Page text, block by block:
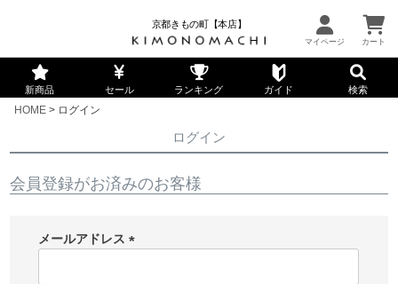
京都きもの町【本店】
新商品 セール ランキング ガイド 検索
HOME ログイン
ログイン
会員登録がお済みのお客様
メールアドレス